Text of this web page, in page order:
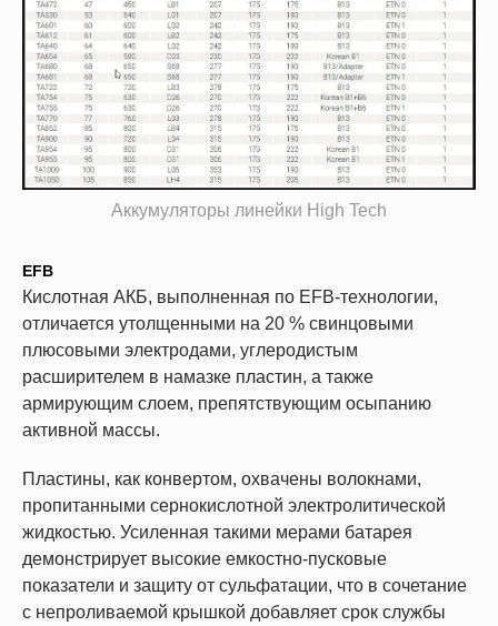
Аккумуляторы линейки High Tech
EFB
Кислотная АКБ, выполненная по EFB-технологии,
отличается утолщенными на 20 % свинцовыми
плюсовыми электродами, углеродистым
расширителем в намазке пластин, а также
армирующим слоем, препятствующим осыпанию
активной массы.
Пластины, как конвертом, охвачены волокнами,
пропитанными сернокислотной электролитической
жидкостью. Усиленная такими мерами батарея
демонстрирует высокие емкостно-пусковые
показатели и защиту от сульфатации, что в сочетание
с непроливаемой крышкой добавляет срок службы